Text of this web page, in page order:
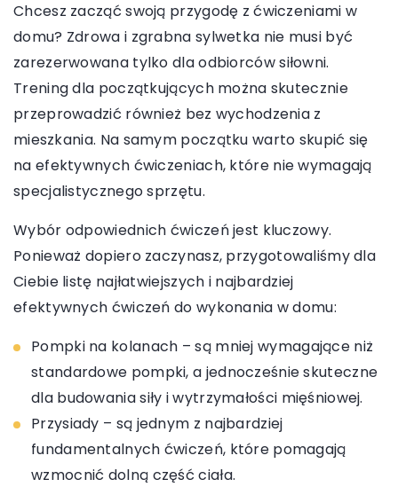
Chcesz zacząć swoją przygodę z ćwiczeniami w
domu? Zdrowa i zgrabna sylwetka nie musi być
zarezerwowana tylko dla odbiorców siłowni.
Trening dla początkujących można skutecznie
przeprowadzić również bez wychodzenia z
mieszkania. Na samym początku warto skupić się
na efektywnych ćwiczeniach, które nie wymagają
specjalistycznego sprzętu.
Wybór odpowiednich ćwiczeń jest kluczowy.
Ponieważ dopiero zaczynasz, przygotowaliśmy dla
Ciebie listę najłatwiejszych i najbardziej
efektywnych ćwiczeń do wykonania w domu:
Pompki na kolanach – są mniej wymagające niż
standardowe pompki, a jednocześnie skuteczne
dla budowania siły i wytrzymałości mięśniowej.
Przysiady – są jednym z najbardziej
fundamentalnych ćwiczeń, które pomagają
wzmocnić dolną część ciała.